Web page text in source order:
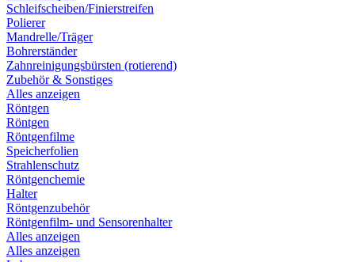
Schleifscheiben/Finierstreifen
Polierer
Mandrelle/Träger
Bohrerständer
Zahnreinigungsbürsten (rotierend)
Zubehör & Sonstiges
Alles anzeigen
Röntgen
Röntgen
Röntgenfilme
Speicherfolien
Strahlenschutz
Röntgenchemie
Halter
Röntgenzubehör
Röntgenfilm- und Sensorenhalter
Alles anzeigen
Alles anzeigen